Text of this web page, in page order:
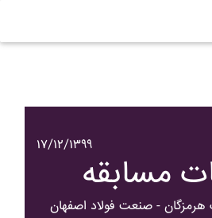
۱۷/۱۲/۱۳۹۹
مسابقه
- صنعت فولاد اصفهان